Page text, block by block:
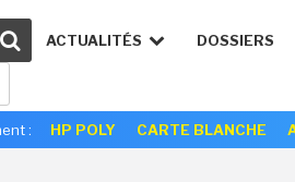
ACTUALITÉS DOSSIERS
: HP POLY CARTE BLANCHE